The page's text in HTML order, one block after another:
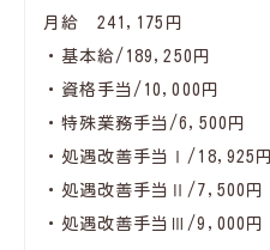
月給 241,175円
・基本給/189,250円
・資格手当/10,000円
・特殊業務手当/6,500円
・処遇改善手当Ⅰ/18,925円
・処遇改善手当Ⅱ/7,500円
・処遇改善手当Ⅲ/9,000円